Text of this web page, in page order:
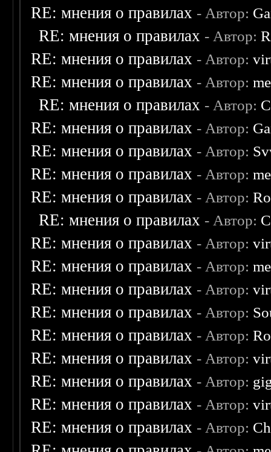
RE: мнения о правилах - Автор:
RE: мнения о правилах - Автор:
RE: мнения о правилах - Автор:
RE: мнения о правилах - Автор:
RE: мнения о правилах - Автор:
RE: мнения о правилах - Автор:
RE: мнения о правилах - Автор:
RE: мнения о правилах - Автор:
RE: мнения о правилах - Автор:
RE: мнения о правилах - Автор:
RE: мнения о правилах - Автор:
RE: мнения о правилах - Автор:
RE: мнения о правилах - Автор:
RE: мнения о правилах - Автор:
RE: мнения о правилах - Автор:
RE: мнения о правилах - Автор:
RE: мнения о правилах - Автор:
RE: мнения о правилах - Автор:
RE: мнения о правилах - Автор: